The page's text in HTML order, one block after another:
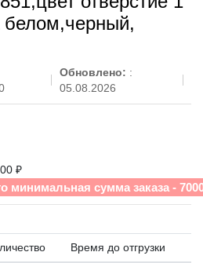
Обновлено: :
05.08.2026
₽
минимальная сумма заказа -
Время до отгрузки